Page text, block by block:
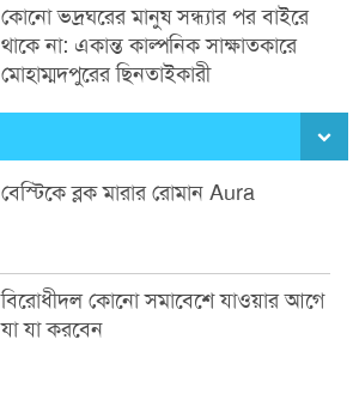
কোনো ভদ্রঘরের মানুষ সন্ধ্যার পর বাইরে
থাকে না: একান্ত কাল্পনিক সাক্ষাতকারে
মোহাম্মদপুরের ছিনতাইকারী
বেস্টিকে ব্লক মারার রোমান Aura
বিরোধীদল কোনো সমাবেশে যাওয়ার আগে
যা যা করবেন